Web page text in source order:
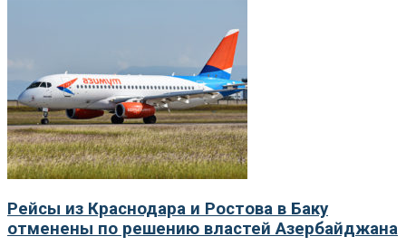
Рейсы из Краснодара и Ростова в Баку
отменены по решению властей Азербайджана